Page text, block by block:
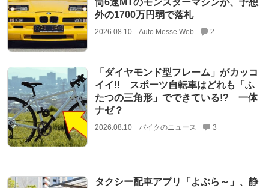
筒6速MTのモンスターマシンが、予想
外の1700万円弱で落札
2026.08.10 Auto Messe Web 2
「ダイヤモンド型フレーム」がカッコ
イイ!! スポーツ自転車はどれも「ふ
たつの三角形」でできている!? 一体
ナゼ？
2026.08.10 バイクのニュース 3
タクシー配車アプリ「よぶら～」、静